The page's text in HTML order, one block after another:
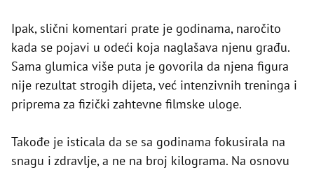
Ipak, slični komentari prate je godinama, naročito
kada se pojavi u odeći koja naglašava njenu građu.
Sama glumica više puta je govorila da njena figura
nije rezultat strogih dijeta, već intenzivnih treninga i
priprema za fizički zahtevne filmske uloge.
Takođe je isticala da se sa godinama fokusirala na
snagu i zdravlje, a ne na broj kilograma. Na osnovu